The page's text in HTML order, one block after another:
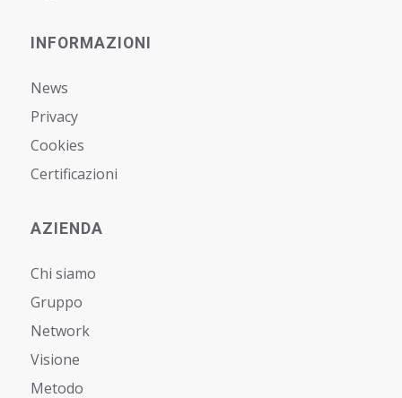
INFORMAZIONI
News
Privacy
Cookies
Certificazioni
AZIENDA
Chi siamo
Gruppo
Network
Visione
Metodo